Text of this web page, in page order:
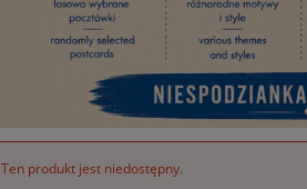
Ten produkt jest niedostępny.